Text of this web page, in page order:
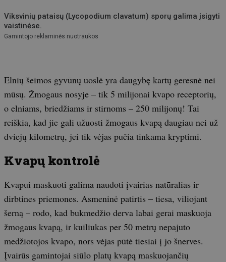
Viksvinių pataisų (Lycopodium clavatum) sporų galima įsigyti
vaistinėse.
Gamintojo reklaminės nuotraukos
Elnių šeimos gyvūnų uoslė yra daugybę kartų geresnė nei
mūsų. Žmogaus nosyje – tik 5 milijonai kvapo receptorių,
o elniams, briedžiams ir stirnoms – 250 milijonų! Tai
reiškia, kad jie gali užuosti žmogaus kvapą daugiau nei už
dviejų kilometrų, jei tik vėjas pučia tinkama kryptimi.
Kvapų kontrolė
Kvapui maskuoti galima naudoti įvairias natūralias ir
dirbtines priemones. Asmeninė patirtis – tiesa, viliojant
šerną – rodo, kad bukmedžio derva labai gerai maskuoja
žmogaus kvapą, ir kuiliukas per 50 metrų nepajuto
medžiotojos kvapo, nors vėjas pūtė tiesiai į jo šnerves.
Įvairūs gamintojai siūlo platų kvapą maskuojančių